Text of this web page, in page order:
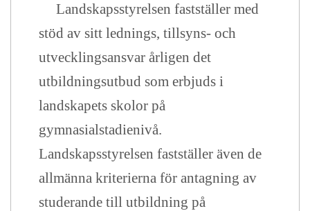
Landskapsstyrelsen fastställer med
stöd av sitt lednings, tillsyns- och
utvecklingsansvar årligen det
utbildningsutbud som erbjuds i
landskapets skolor på
gymnasialstadienivå.
Landskapsstyrelsen fastställer även de
allmänna kriterierna för antagning av
studerande till utbildning på